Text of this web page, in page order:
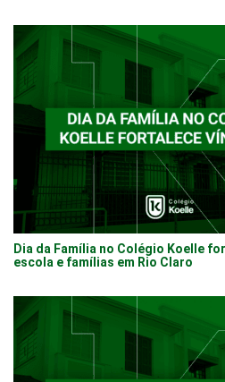
Dia da Família no Colégio Koelle
escola e famílias em Rio Claro